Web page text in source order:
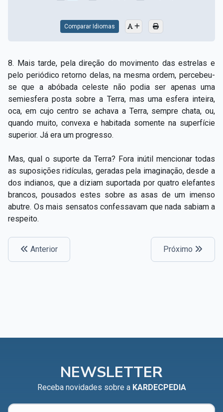
Comparar Idiomas
8. Mais tarde, pela direção do movimento das estrelas e
pelo periódico retorno delas, na mesma ordem, percebeu-
se que a abóbada celeste não podia ser apenas uma
semiesfera posta sobre a Terra, mas uma esfera inteira,
oca, em cujo centro se achava a Terra, sempre chata, ou,
quando muito, convexa e habitada somente na superfície
superior. Já era um progresso.
Mas, qual o suporte da Terra? Fora inútil mencionar todas
as suposições ridículas, geradas pela imaginação, desde a
dos indianos, que a diziam suportada por quatro elefantes
brancos, pousados estes sobre as asas de um imenso
abutre. Os mais sensatos confessavam que nada sabiam a
respeito.
Anterior Próximo
NEWSLETTER
Receba novidades sobre a KARDECPEDIA